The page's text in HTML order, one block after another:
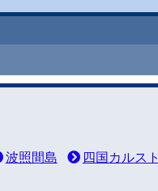
波照間島 四国カルスト